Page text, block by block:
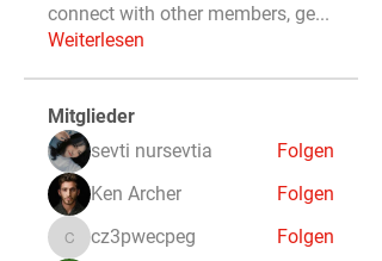
connect with other members, ge...
Weiterlesen
Mitglieder
sevti nursevtia
Folgen
Ken Archer
Folgen
cz3pwecpeg
cz3pwecpeg
Folgen